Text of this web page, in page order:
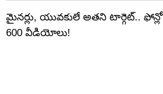
మైనర్లు, యువకులే అతని టార్గెట్.. ఫోన్లో
600 వీడియోలు!